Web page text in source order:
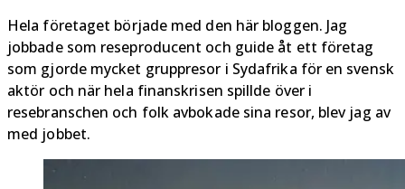
Hela företaget började med den här bloggen. Jag
jobbade som reseproducent och guide åt ett företag
som gjorde mycket gruppresor i Sydafrika för en svensk
aktör och när hela finanskrisen spillde över i
resebranschen och folk avbokade sina resor, blev jag av
med jobbet.